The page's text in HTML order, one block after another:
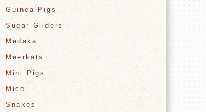
Guinea Pigs
Sugar Gliders
Medaka
Meerkats
Mini Pigs
Mice
Snakes